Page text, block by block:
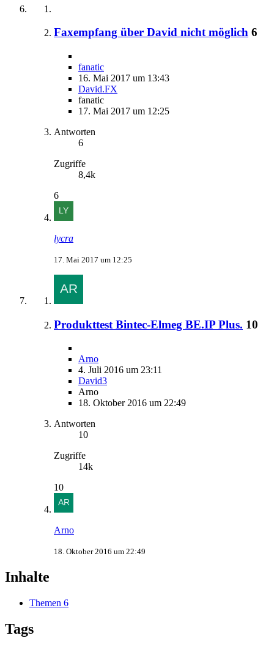
Faxempfang über David nicht möglich 6
fanatic
16. Mai 2017 um 13:43
David.FX
fanatic
17. Mai 2017 um 12:25
Antworten
6
Zugriffe
8,4k
6
lycra
17. Mai 2017 um 12:25
Produkttest Bintec-Elmeg BE.IP Plus. 10
Arno
4. Juli 2016 um 23:11
David3
Arno
18. Oktober 2016 um 22:49
Antworten
10
Zugriffe
14k
10
Arno
18. Oktober 2016 um 22:49
Inhalte
Themen 6
Tags